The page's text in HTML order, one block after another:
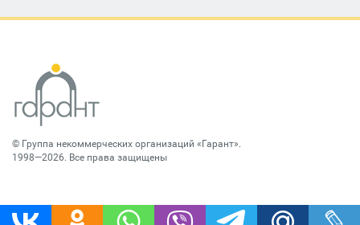
© Группа некоммерческих организаций «Гарант».
1998—2026. Все права защищены